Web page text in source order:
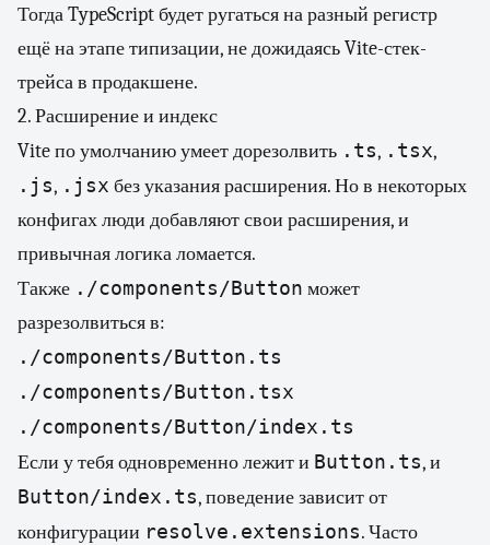
Тогда TypeScript будет ругаться на разный регистр
ещё на этапе типизации, не дожидаясь Vite-стек-
трейса в продакшене.
2. Расширение и индекс
Vite по умолчанию умеет дорезолвить .ts, .tsx,
.js, .jsx без указания расширения. Но в некоторых
конфигах люди добавляют свои расширения, и
привычная логика ломается.
Также ./components/Button может
разрезолвиться в:
./components/Button.ts
./components/Button.tsx
./components/Button/index.ts
Если у тебя одновременно лежит и Button.ts, и
Button/index.ts, поведение зависит от
конфигурации resolve.extensions. Часто